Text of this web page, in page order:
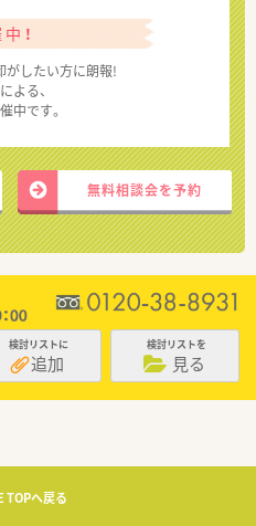
！
がしたい方に朗報!
よる、
中です。
無料相談会を予約
検討リストに
追加
検討リストを
見る
TOPへ戻る